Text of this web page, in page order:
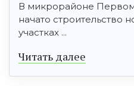
В микрорайоне
начато строительство
участках ...
Читать далее